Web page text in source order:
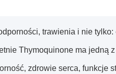
trawienia i nie
Thymoquinone ma jedną
zdrowie serca, funkcje